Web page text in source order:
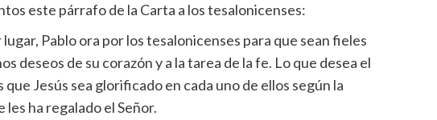
este párrafo de la Carta a los tesalonicenses:
lugar, Pablo ora por los tesalonicenses para que sean fieles
deseos de su corazón y a la tarea de la fe. Lo que desea el
que Jesús sea glorificado en cada uno de ellos según la
les ha regalado el Señor.